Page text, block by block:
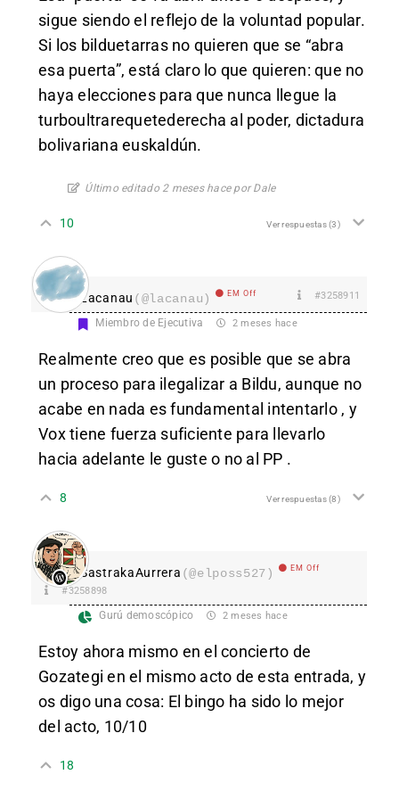
sigue siendo el reflejo de la voluntad popular.
Si los bilduetarras no quieren que se “abra
esa puerta”, está claro lo que quieren: que no
haya elecciones para que nunca llegue la
turboultrarequetederecha al poder, dictadura
bolivariana euskaldún.
Último editado 2 meses hace por Dale
10 Ver respuestas(3)
Lacanau (@lacanau) EM Off #3258911
Miembro de Ejecutiva 2 meses hace
Realmente creo que es posible que se abra
un proceso para ilegalizar a Bildu, aunque no
acabe en nada es fundamental intentarlo , y
Vox tiene fuerza suficiente para llevarlo
hacia adelante le guste o no al PP .
8 Ver respuestas(8)
SastrakaAurrera (@elposs527) EM Off
#3258898
Gurú demoscópico 2 meses hace
Estoy ahora mismo en el concierto de
Gozategi en el mismo acto de esta entrada, y
os digo una cosa: El bingo ha sido lo mejor
del acto, 10/10
18